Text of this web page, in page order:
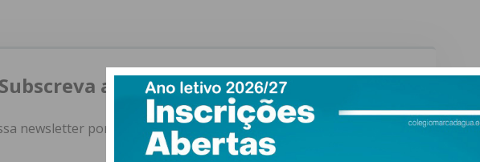
Subscreva a newsletter do Imediato
newsletter por e-mail e obtenha de forma regular a informação
atualizada.